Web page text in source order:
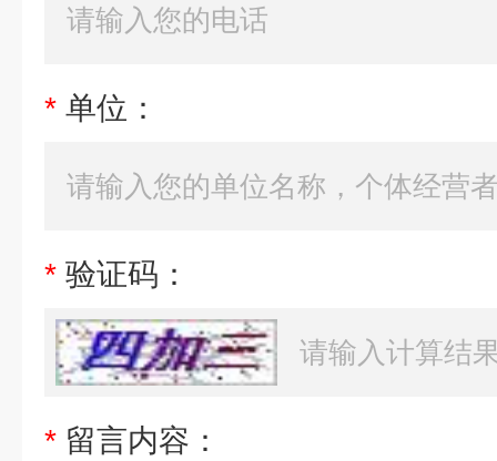
* 单位：
* 验证码：
* 留言内容：